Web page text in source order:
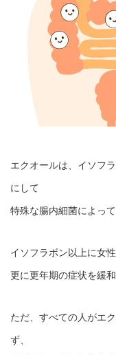
エクオールは、イソフ
にして
特殊な腸内細菌によっ
イソフラボン以上に女
更に更年期の症状を緩
ただ、すべての人がエ
ず、